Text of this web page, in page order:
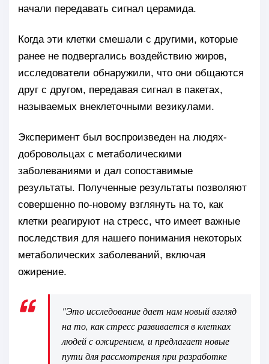
начали передавать сигнал церамида.
Когда эти клетки смешали с другими, которые
ранее не подвергались воздействию жиров,
исследователи обнаружили, что они общаются
друг с другом, передавая сигнал в пакетах,
называемых внеклеточными везикулами.
Эксперимент был воспроизведен на людях-
добровольцах с метаболическими
заболеваниями и дал сопоставимые
результаты. Полученные результаты позволяют
совершенно по-новому взглянуть на то, как
клетки реагируют на стресс, что имеет важные
последствия для нашего понимания некоторых
метаболических заболеваний, включая
ожирение.
"Это исследование дает нам новый взгляд
на то, как стресс развивается в клетках
людей с ожирением, и предлагает новые
пути для рассмотрения при разработке